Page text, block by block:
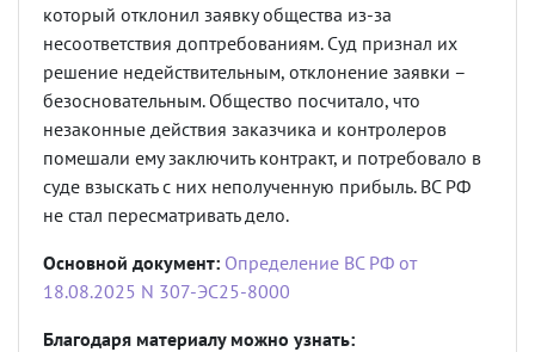
который отклонил заявку общества из-за
несоответствия доптребованиям. Суд признал их
решение недействительным, отклонение заявки –
безосновательным. Общество посчитало, что
незаконные действия заказчика и контролеров
помешали ему заключить контракт, и потребовало в
суде взыскать с них неполученную прибыль. ВС РФ
не стал пересматривать дело.
Основной документ: Определение ВС РФ от
18.08.2025 N 307-ЭС25-8000
Благодаря материалу можно узнать: